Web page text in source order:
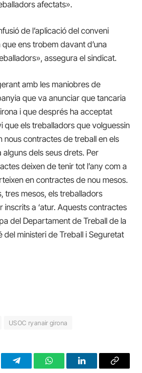
afectats».
de l’aplicació del conveni
que ens trobem davant d’una
assegura el sindicat.
amb les maniobres de
que va anunciar que tancaria
i que després ha acceptat
que els treballadors que volguessin
nous contractes de treball en els
dels seus drets. Per
deixen de tenir tot l’any com a
en contractes de nou mesos.
tres mesos, els treballadors
inscrits a ‘atur. Aquests contractes
del Departament de Treball de la
del ministeri de Treball i Seguretat
USOC ryanair girona
TelegramWhatsAppLinkedInCopy